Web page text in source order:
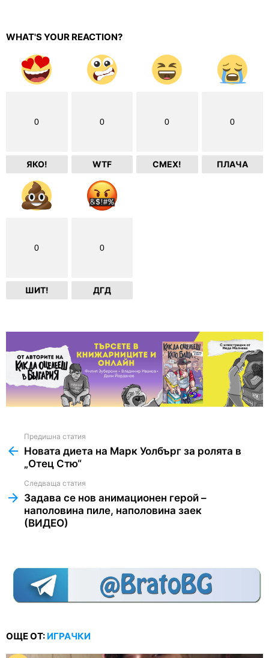
WHAT'S YOUR REACTION?
0
ЯКО!
0
WTF
0
СМЕХ!
0
ПЛАЧА
0
ШИТ!
0
ДГД
more
Предишна статия
Новата диета на Марк Уолбърг за ролята в
„Отец Стю“
Следваща статия
Задава се нов анимационен герой –
наполовина пиле, наполовина заек
(ВИДЕО)
ОЩЕ ОТ: ИГРАЧКИ